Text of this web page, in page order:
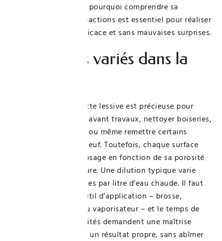
sont à craindre. C’est pourquoi comprendre sa
composition et ses réactions est essentiel pour réaliser
un nettoyage net, efficace et sans mauvaises surprises.
Des usages variés dans la
Au-delà des murs, cette lessive est précieuse pour
préparer les plafonds avant travaux, nettoyer boiseries,
dégraisser carrelages ou même remettre certains
textiles résistants à neuf. Toutefois, chaque surface
impose son propre dosage en fonction de sa porosité
et du degré de salissure. Une dilution typique varie
entre 20 et 50 grammes par litre d’eau chaude. Il faut
aussi bien choisir l’outil d’application – brosse,
éponge, microfibre ou vaporisateur – et le temps de
pose idéal. Ces subtilités demandent une maîtrise
certaine pour obtenir un résultat propre, sans abîmer